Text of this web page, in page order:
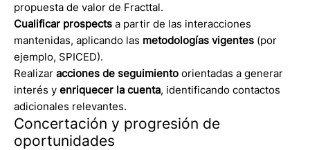
propuesta de valor de Fracttal.
Cualificar prospects a partir de las interacciones
mantenidas, aplicando las metodologías vigentes (por
ejemplo, SPICED).
Realizar acciones de seguimiento orientadas a generar
interés y enriquecer la cuenta, identificando contactos
adicionales relevantes.
Concertación y progresión de
oportunidades